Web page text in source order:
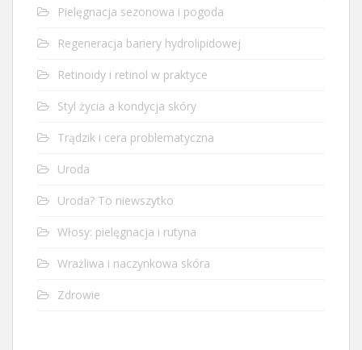
Pielęgnacja sezonowa i pogoda
Regeneracja bariery hydrolipidowej
Retinoidy i retinol w praktyce
Styl życia a kondycja skóry
Trądzik i cera problematyczna
Uroda
Uroda? To niewszytko
Włosy: pielęgnacja i rutyna
Wrażliwa i naczynkowa skóra
Zdrowie